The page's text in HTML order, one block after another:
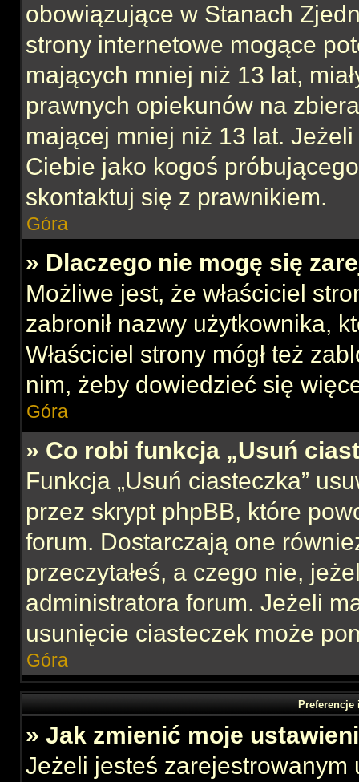
obowiązujące w Stanach
strony internetowe mogące
mających mniej niż 13 lat,
prawnych opiekunów na
mającej mniej niż 13 lat.
Ciebie jako kogoś
skontaktuj się z prawnikiem.
Góra
» Dlaczego nie mogę się
Możliwe jest, że właściciel
zabronił nazwy użytkownika,
Właściciel strony mógł też
nim, żeby dowiedzieć się
Góra
» Co robi funkcja „Usuń
Funkcja „Usuń ciasteczka”
przez skrypt phpBB, które
forum. Dostarczają one
przeczytałeś, a czego nie,
administratora forum. Jeżeli
usunięcie ciasteczek może
Góra
» Jak zmienić moje
Jeżeli jesteś zarejestrowanym